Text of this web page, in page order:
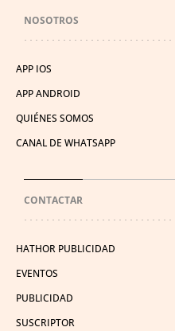
NOSOTROS
APP IOS
APP ANDROID
QUIÉNES SOMOS
CANAL DE WHATSAPP
CONTACTAR
HATHOR PUBLICIDAD
EVENTOS
PUBLICIDAD
SUSCRIPTOR